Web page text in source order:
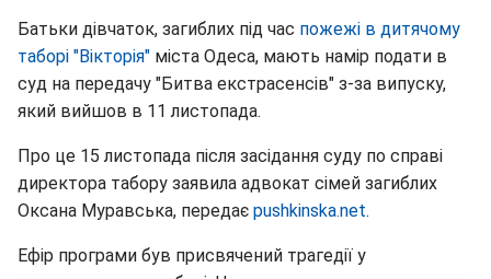
Батьки дівчаток, загиблих під час пожежі в дитячому
таборі "Вікторія" міста Одеса, мають намір подати в
суд на передачу "Битва екстрасенсів" з-за випуску,
який вийшов в 11 листопада.
Про це 15 листопада після засідання суду по справі
директора табору заявила адвокат сімей загиблих
Оксана Муравська, передає pushkinska.net.
Ефір програми був присвячений трагедії у